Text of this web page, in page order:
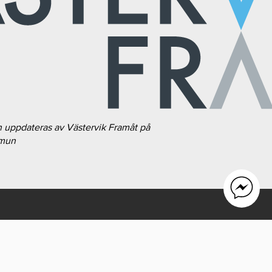
av Västervik Framåt på